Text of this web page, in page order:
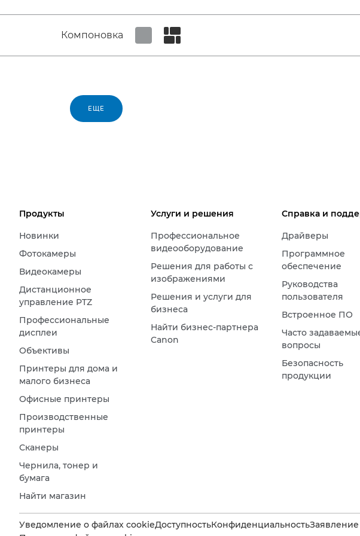
Компоновка
ЕЩЕ
Продукты
Новинки
Фотокамеры
Видеокамеры
Дистанционное
управление PTZ
Профессиональные
дисплеи
Объективы
Принтеры для дома и
малого бизнеса
Офисные принтеры
Производственные
принтеры
Сканеры
Чернила, тонер и
бумага
Найти магазин
Услуги и решения
Профессиональное
видеооборудование
Решения для работы с
изображениями
Решения и услуги для
бизнеса
Найти бизнес-партнера
Canon
Справка и
Драйверы
Программное
обеспечение
Руководства
пользователя
Встроенное ПО
Часто
вопросы
Безопасность
продукции
Уведомление о файлах cookieДоступностьКонфиденциальность